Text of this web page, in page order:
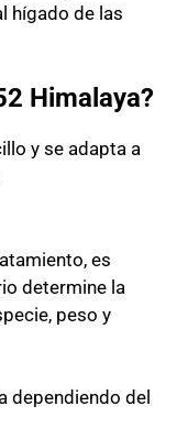
hígado de las
Himalaya?
y se adapta a
es
determine la
peso y
dependiendo del